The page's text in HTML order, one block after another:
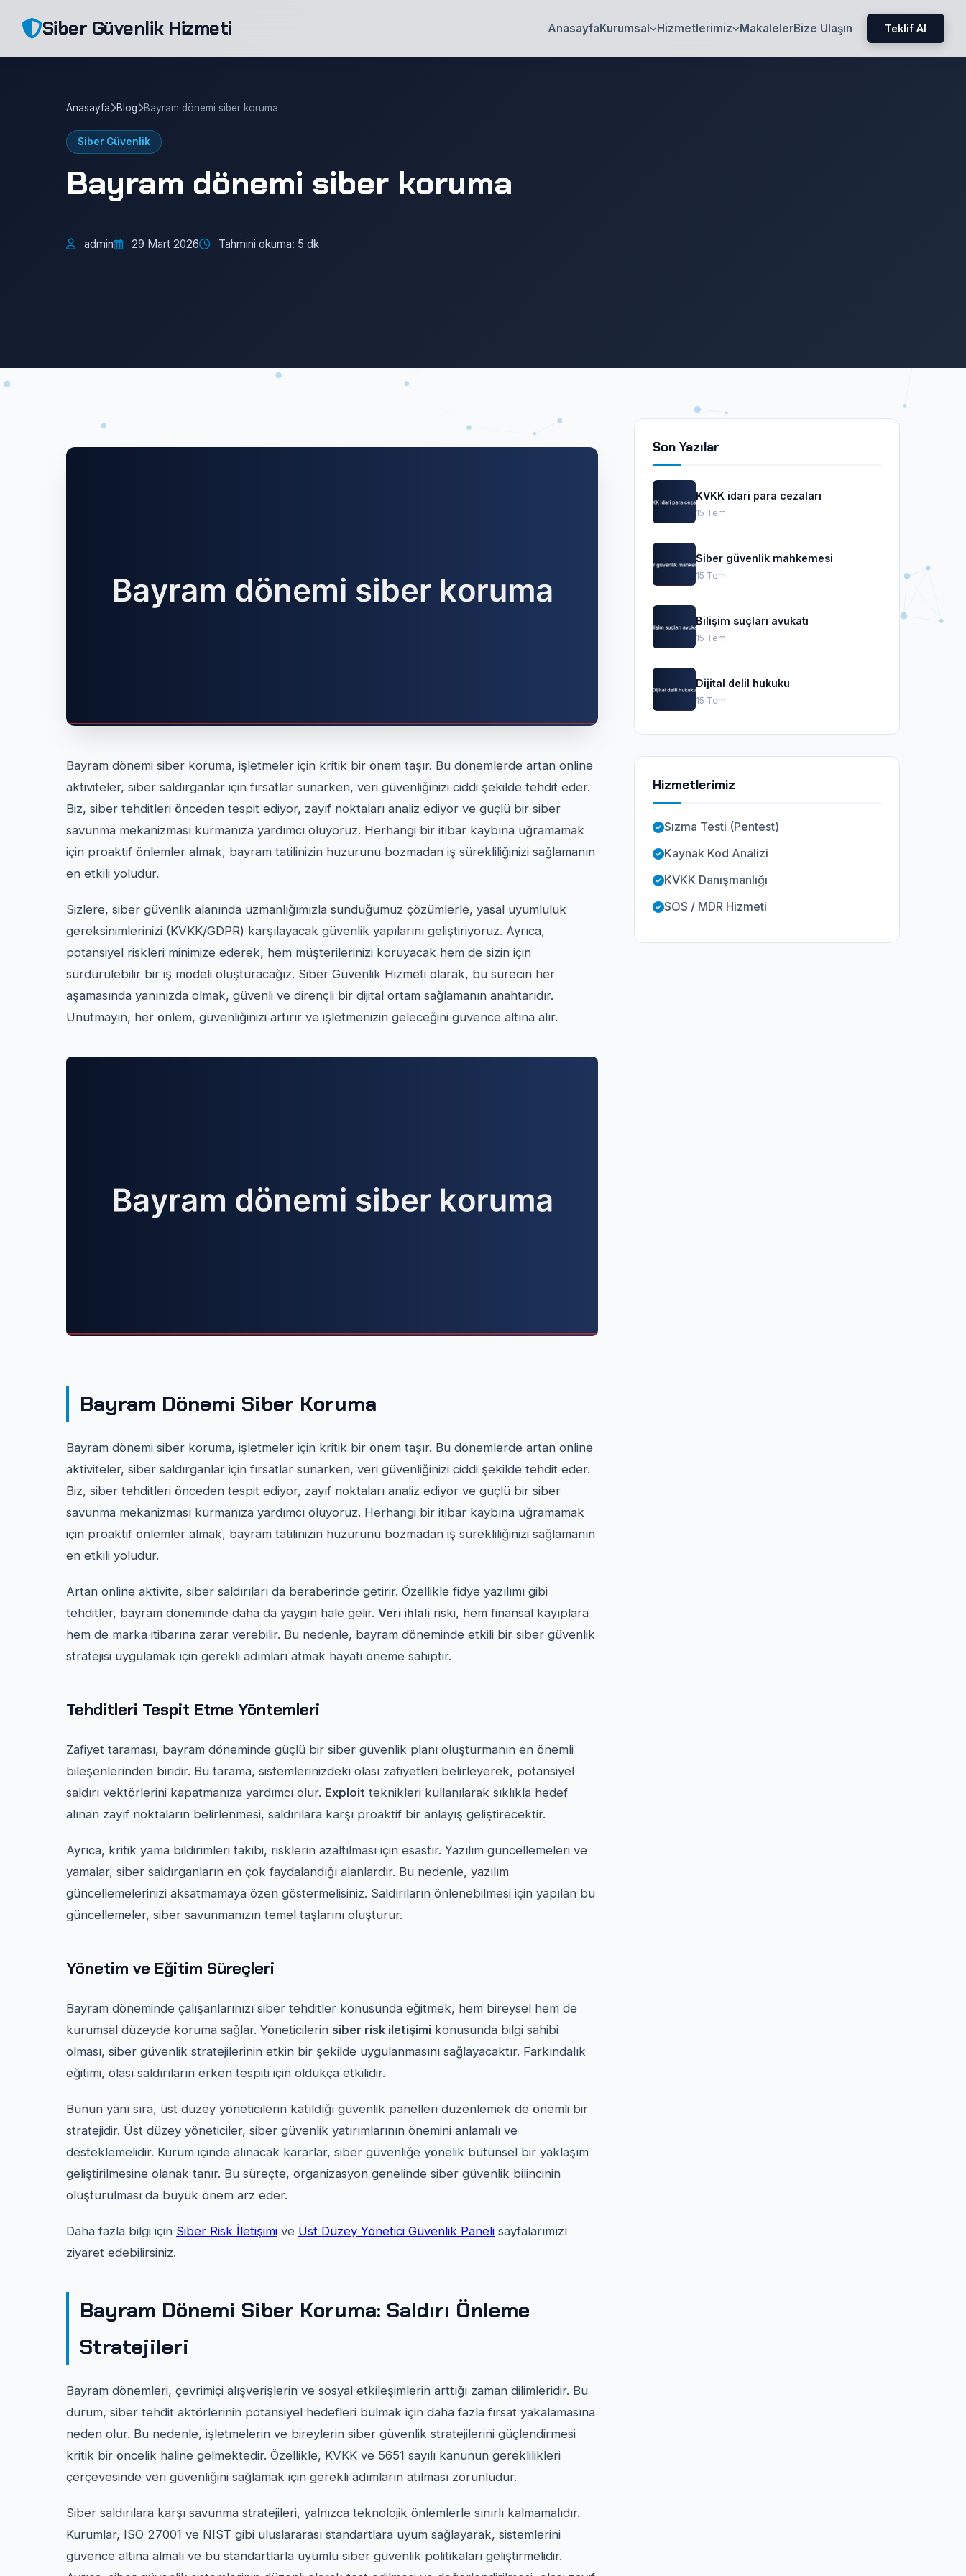
Siber Güvenlik Hizmeti AnasayfaKurumsal Hizmetlerimiz MakalelerBize Ulaşın Teklif Al
Anasayfa Blog Bayram dönemi siber koruma
Siber Güvenlik
Bayram dönemi siber koruma
admin 29 Mart 2026 Tahmini okuma: 5 dk
Bayram dönemi siber koruma, işletmeler için kritik bir önem taşır. Bu dönemlerde artan online
aktiviteler, siber saldırganlar için fırsatlar sunarken, veri güvenliğinizi ciddi şekilde tehdit eder.
Biz, siber tehditleri önceden tespit ediyor, zayıf noktaları analiz ediyor ve güçlü bir siber
savunma mekanizması kurmanıza yardımcı oluyoruz. Herhangi bir itibar kaybına uğramamak
için proaktif önlemler almak, bayram tatilinizin huzurunu bozmadan iş sürekliliğinizi sağlamanın
en etkili yoludur.
Sizlere, siber güvenlik alanında uzmanlığımızla sunduğumuz çözümlerle, yasal uyumluluk
gereksinimlerinizi (KVKK/GDPR) karşılayacak güvenlik yapılarını geliştiriyoruz. Ayrıca,
potansiyel riskleri minimize ederek, hem müşterilerinizi koruyacak hem de sizin için
sürdürülebilir bir iş modeli oluşturacağız. Siber Güvenlik Hizmeti olarak, bu sürecin her
aşamasında yanınızda olmak, güvenli ve dirençli bir dijital ortam sağlamanın anahtarıdır.
Unutmayın, her önlem, güvenliğinizi artırır ve işletmenizin geleceğini güvence altına alır.
Bayram Dönemi Siber Koruma
Bayram dönemi siber koruma, işletmeler için kritik bir önem taşır. Bu dönemlerde artan online
aktiviteler, siber saldırganlar için fırsatlar sunarken, veri güvenliğinizi ciddi şekilde tehdit eder.
Biz, siber tehditleri önceden tespit ediyor, zayıf noktaları analiz ediyor ve güçlü bir siber
savunma mekanizması kurmanıza yardımcı oluyoruz. Herhangi bir itibar kaybına uğramamak
için proaktif önlemler almak, bayram tatilinizin huzurunu bozmadan iş sürekliliğinizi sağlamanın
en etkili yoludur.
Artan online aktivite, siber saldırıları da beraberinde getirir. Özellikle fidye yazılımı gibi
tehditler, bayram döneminde daha da yaygın hale gelir. Veri ihlali riski, hem finansal kayıplara
hem de marka itibarına zarar verebilir. Bu nedenle, bayram döneminde etkili bir siber güvenlik
stratejisi uygulamak için gerekli adımları atmak hayati öneme sahiptir.
Tehditleri Tespit Etme Yöntemleri
Zafiyet taraması, bayram döneminde güçlü bir siber güvenlik planı oluşturmanın en önemli
bileşenlerinden biridir. Bu tarama, sistemlerinizdeki olası zafiyetleri belirleyerek, potansiyel
saldırı vektörlerini kapatmanıza yardımcı olur. Exploit teknikleri kullanılarak sıklıkla hedef
alınan zayıf noktaların belirlenmesi, saldırılara karşı proaktif bir anlayış geliştirecektir.
Ayrıca, kritik yama bildirimleri takibi, risklerin azaltılması için esastır. Yazılım güncellemeleri ve
yamalar, siber saldırganların en çok faydalandığı alanlardır. Bu nedenle, yazılım
güncellemelerinizi aksatmamaya özen göstermelisiniz. Saldırıların önlenebilmesi için yapılan bu
güncellemeler, siber savunmanızın temel taşlarını oluşturur.
Yönetim ve Eğitim Süreçleri
Bayram döneminde çalışanlarınızı siber tehditler konusunda eğitmek, hem bireysel hem de
kurumsal düzeyde koruma sağlar. Yöneticilerin siber risk iletişimi konusunda bilgi sahibi
olması, siber güvenlik stratejilerinin etkin bir şekilde uygulanmasını sağlayacaktır. Farkındalık
eğitimi, olası saldırıların erken tespiti için oldukça etkilidir.
Bunun yanı sıra, üst düzey yöneticilerin katıldığı güvenlik panelleri düzenlemek de önemli bir
stratejidir. Üst düzey yöneticiler, siber güvenlik yatırımlarının önemini anlamalı ve
desteklemelidir. Kurum içinde alınacak kararlar, siber güvenliğe yönelik bütünsel bir yaklaşım
geliştirilmesine olanak tanır. Bu süreçte, organizasyon genelinde siber güvenlik bilincinin
oluşturulması da büyük önem arz eder.
Daha fazla bilgi için Siber Risk İletişimi ve Üst Düzey Yönetici Güvenlik Paneli sayfalarımızı
ziyaret edebilirsiniz.
Bayram Dönemi Siber Koruma: Saldırı Önleme
Stratejileri
Bayram dönemleri, çevrimiçi alışverişlerin ve sosyal etkileşimlerin arttığı zaman dilimleridir. Bu
durum, siber tehdit aktörlerinin potansiyel hedefleri bulmak için daha fazla fırsat yakalamasına
neden olur. Bu nedenle, işletmelerin ve bireylerin siber güvenlik stratejilerini güçlendirmesi
kritik bir öncelik haline gelmektedir. Özellikle, KVKK ve 5651 sayılı kanunun gereklilikleri
çerçevesinde veri güvenliğini sağlamak için gerekli adımların atılması zorunludur.
Siber saldırılara karşı savunma stratejileri, yalnızca teknolojik önlemlerle sınırlı kalmamalıdır.
Kurumlar, ISO 27001 ve NIST gibi uluslararası standartlara uyum sağlayarak, sistemlerini
güvence altına almalı ve bu standartlarla uyumlu siber güvenlik politikaları geliştirmelidir.
Son Yazılar
KVKK idari para cezaları
15 Tem
Siber güvenlik mahkemesi
15 Tem
Bilişim suçları avukatı
15 Tem
Dijital delil hukuku
15 Tem
Hizmetlerimiz
Sızma Testi (Pentest)
Kaynak Kod Analizi
KVKK Danışmanlığı
SOS / MDR Hizmeti